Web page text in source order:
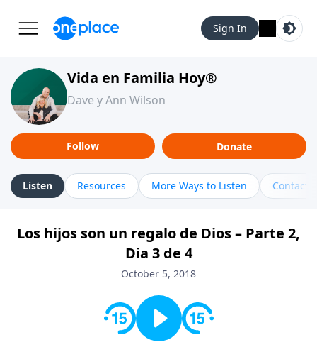
Sign In
Vida en Familia Hoy®
Dave y Ann Wilson
Follow Donate
Listen Resources More Ways to Listen Contact
Los hijos son un regalo de Dios – Parte 2,
Dia 3 de 4
October 5, 2018